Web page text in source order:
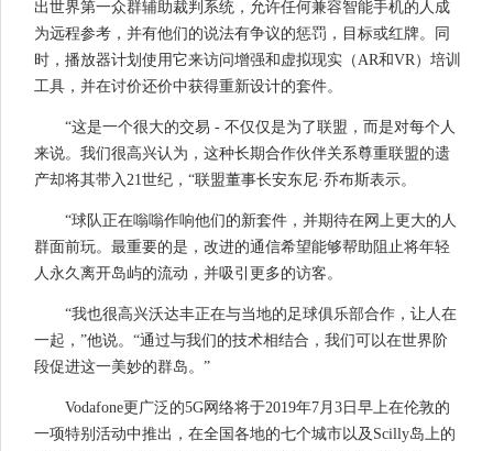
出世界第一众群辅助裁判系统，允许任何兼容智能手机的人成
为远程参考，并有他们的说法有争议的惩罚，目标或红牌。同
时，播放器计划使用它来访问增强和虚拟现实（AR和VR）培训
工具，并在讨价还价中获得重新设计的套件。
“这是一个很大的交易 - 不仅仅是为了联盟，而是对每个人
来说。我们很高兴认为，这种长期合作伙伴关系尊重联盟的遗
产却将其带入21世纪，“联盟董事长安东尼·乔布斯表示。
“球队正在嗡嗡作响他们的新套件，并期待在网上更大的人
群面前玩。最重要的是，改进的通信希望能够帮助阻止将年轻
人永久离开岛屿的流动，并吸引更多的访客。
“我也很高兴沃达丰正在与当地的足球俱乐部合作，让人在
一起，”他说。“通过与我们的技术相结合，我们可以在世界阶
段促进这一美妙的群岛。”
Vodafone更广泛的5G网络将于2019年7月3日早上在伦敦的
一项特别活动中推出，在全国各地的七个城市以及Scilly岛上的